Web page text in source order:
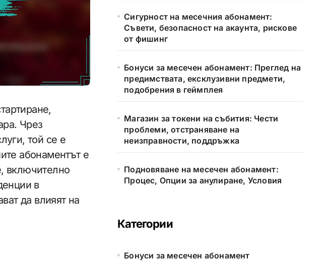
Чрез
той се е
абонаментът е
включително
в
да влияят на
Сигурност на месечния абонамент:
Съвети, безопасност на акаунта, рискове
от фишинг
Бонуси за месечен абонамент: Преглед на
предимствата, ексклузивни предмети,
подобрения в геймплея
Магазин за токени на събития: Чести
проблеми, отстраняване на
неизправности, поддръжка
Подновяване на месечен абонамент:
Процес, Опции за анулиране, Условия
Категории
Бонуси за месечен абонамент